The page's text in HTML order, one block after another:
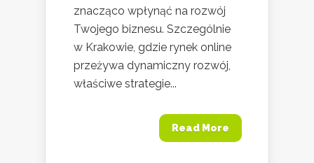
znacząco wpłynąć na rozwój
Twojego biznesu. Szczególnie
w Krakowie, gdzie rynek online
przeżywa dynamiczny rozwój,
właściwe strategie...
Read More